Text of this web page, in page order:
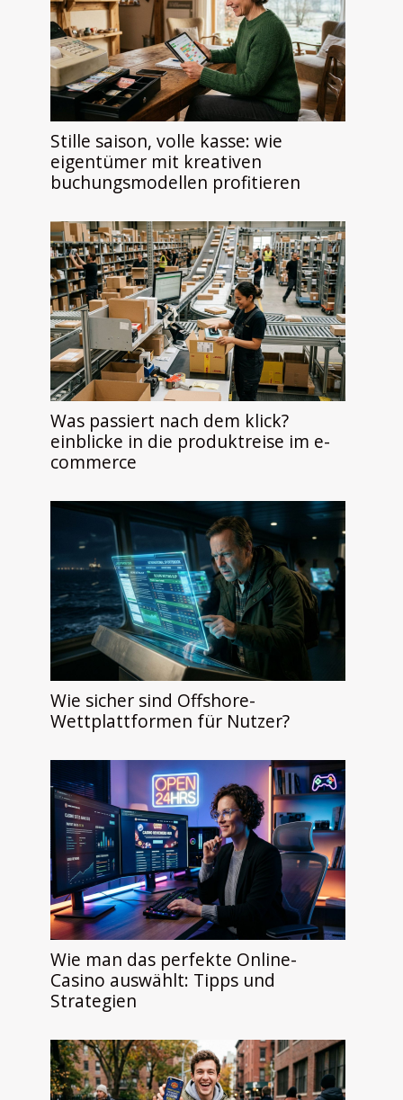
Stille saison, volle kasse: wie
eigentümer mit kreativen
buchungsmodellen profitieren
Was passiert nach dem klick?
einblicke in die produktreise im e-
commerce
Wie sicher sind Offshore-
Wettplattformen für Nutzer?
Wie man das perfekte Online-
Casino auswählt: Tipps und
Strategien